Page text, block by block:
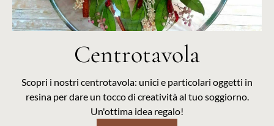
Centrotavola
Scopri i nostri centrotavola: unici e particolari oggetti in
resina per dare un tocco di creatività al tuo soggiorno.
Un'ottima idea regalo!